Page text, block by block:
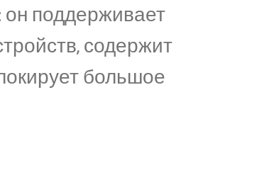
он поддерживает
содержит
большое